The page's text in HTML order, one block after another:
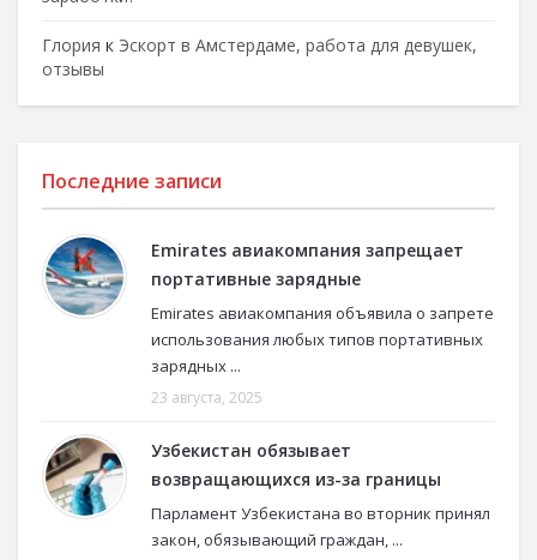
Глория к Эскорт в Амстердаме, работа для девушек,
отзывы
Последние записи
Emirates авиакомпания запрещает
портативные зарядные
Emirates авиакомпания объявила о запрете
использования любых типов портативных
зарядных ...
23 августа, 2025
Узбекистан обязывает
возвращающихся из-за границы
Парламент Узбекистана во вторник принял
закон, обязывающий граждан, ...